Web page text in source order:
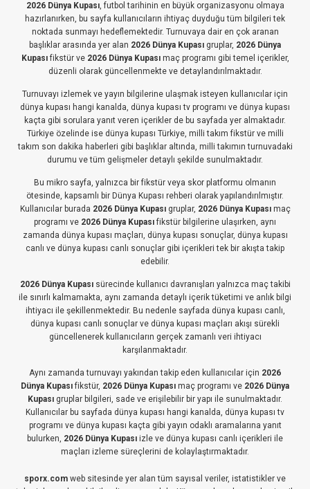
2026 Dünya Kupası, futbol tarihinin en büyük organizasyonu olmaya
hazırlanırken, bu sayfa kullanıcıların ihtiyaç duyduğu tüm bilgileri tek
noktada sunmayı hedeflemektedir. Turnuvaya dair en çok aranan
başlıklar arasında yer alan 2026 Dünya Kupası gruplar, 2026 Dünya
Kupasıfikstür ve 2026 Dünya Kupasımaç programı gibi temel içerikler,
düzenli olarak güncellenmekte ve detaylandırılmaktadır.
Turnuvayı izlemek ve yayın bilgilerine ulaşmak isteyen kullanıcılar için
dünya kupası hangi kanalda, dünya kupası tv programı ve dünya kupası
kaçta gibi sorulara yanıt veren içerikler de bu sayfada yer almaktadır.
Türkiye özelinde ise dünya kupası Türkiye, milli takım fikstür ve milli
takım son dakika haberleri gibi başlıklar altında, milli takımın turnuvadaki
durumu ve tüm gelişmeler detaylı şekilde sunulmaktadır.
Bu mikro sayfa, yalnızca bir fikstür veya skor platformu olmanın
ötesinde, kapsamlı bir Dünya Kupası rehberi olarak yapılandırılmıştır.
Kullanıcılar burada 2026 Dünya Kupasıgruplar, 2026 Dünya Kupasımaç
programı ve 2026 Dünya Kupasıfikstür bilgilerine ulaşırken, aynı
zamanda dünya kupası maçları, dünya kupası sonuçlar, dünya kupası
canlı ve dünya kupası canlı sonuçlar gibi içerikleri tek bir akışta takip
edebilir.
2026 Dünya Kupasısürecinde kullanıcı davranışları yalnızca maç takibi
ile sınırlı kalmamakta, aynı zamanda detaylı içerik tüketimi ve anlık bilgi
ihtiyacı ile şekillenmektedir. Bu nedenle sayfada dünya kupası canlı,
dünya kupası canlı sonuçlar ve dünya kupası maçları akışı sürekli
güncellenerek kullanıcıların gerçek zamanlı veri ihtiyacı
karşılanmaktadır.
Aynı zamanda turnuvayı yakından takip eden kullanıcılar için 2026
Dünya Kupasıfikstür, 2026 Dünya Kupası maç programı ve 2026 Dünya
Kupası gruplar bilgileri, sade ve erişilebilir bir yapı ile sunulmaktadır.
Kullanıcılar bu sayfada dünya kupası hangi kanalda, dünya kupası tv
programı ve dünya kupası kaçta gibi yayın odaklı aramalarına yanıt
bulurken, 2026 Dünya Kupası izle ve dünya kupası canlı içerikleri ile
maçları izleme süreçlerini de kolaylaştırmaktadır.
sporx.com web sitesinde yer alan tüm sayısal veriler, istatistikler ve